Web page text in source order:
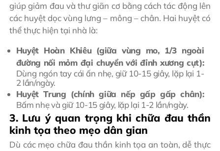
giúp giảm đau và thư giãn cơ bằng cách tác động lên
các huyệt dọc vùng lưng – mông – chân. Hai huyệt có
thể thực hiện tại nhà là:
Huyệt Hoàn Khiêu (giữa vùng mo, 1/3 ngoài
đường nối mỏm đại chuyển với đỉnh xương cụt):
Dùng ngón tay cái ấn nhẹ, giữ 10-15 giây, lặp lại 1-
2 lần/ngày.
Huyệt Trung (chính giữa nếp gấp gấp chân):
Bấm nhẹ và giữ 10-15 giây, lặp lại 1-2 lần/ngày.
3. Lưu ý quan trọng khi chữa đau thần
kinh tọa theo mẹo dân gian
Dù các mẹo chữa đau thần kinh tọa an toàn, dễ thực